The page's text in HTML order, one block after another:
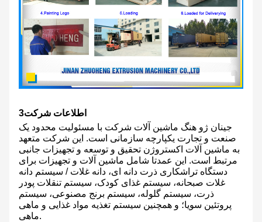
3اطلاعات شرکت
جینان ژو هنگ ماشین آلات شرکت با مسئولیت محدود یک
صنعت و تجارت یکپارچه سازمانی است. این شرکت متعهد
به ماشین آلات اکستروژن تحقیق و توسعه و تجهیزات جانبی
مرتبط است. این عمدتا شامل ماشین آلات و تجهیزات برای
دستگاه تراشکاری ذرت دانه ای، دانه غلات / سیستم دانه
غلات صبحانه، سیستم غذای کودک، سیستم تنقلات پودر
ذرت، سیستم گلوله، سیستم برنج مصنوعی، سیستم
پروتئین سویا؛ و همچنین سیستم تغذیه مواد غذایی و ماهی
ماهی.